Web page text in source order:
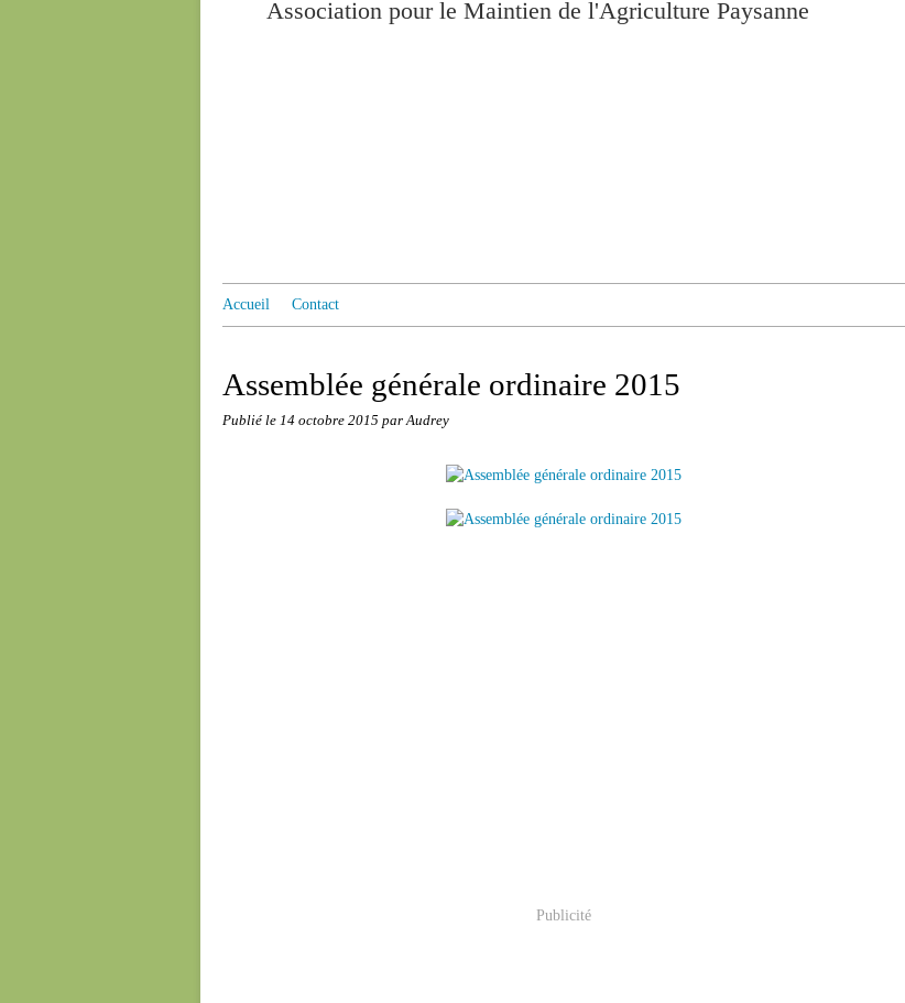
Association pour le Maintien de l'Agriculture Paysanne
Accueil Contact
Assemblée générale ordinaire 2015
Publié le 14 octobre 2015 par Audrey
Publicité